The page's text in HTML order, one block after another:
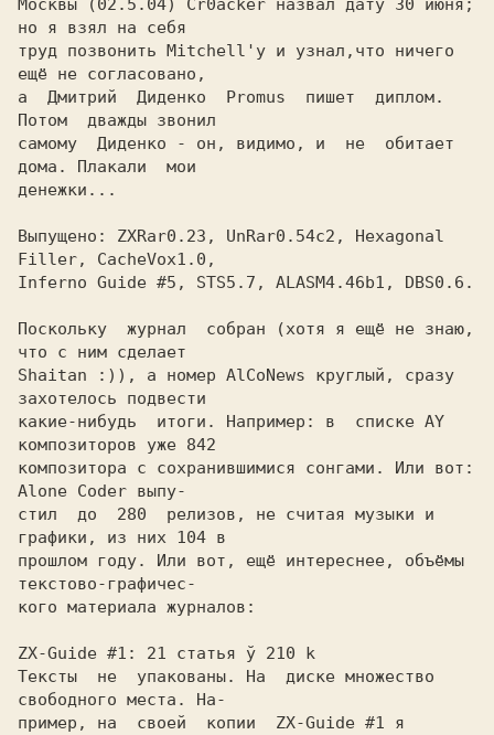
Москвы (02.5.04) Cr0acker назвал дату 30 июня;
но я взял на себя
труд позвонить Mitchell'у и узнал,что ничего
ещё не согласовано,
а  Дмитрий  Диденко  Promus  пишет  диплом.
Потом  дважды звонил
самому  Диденко - он, видимо, и  не  обитает
дома. Плакали  мои
денежки...
Выпущено: ZXRar0.23, UnRar0.54c2, Hexagonal
Filler, CacheVox1.0,
Inferno Guide #5, STS5.7, ALASM4.46b1, DBS0.6.
Поскольку  журнал  собран (хотя я ещё не знаю,
что с ним сделает
Shaitan :)), а номер AlCoNews круглый, сразу
захотелось подвести
какие-нибудь  итоги. Например: в  списке AY
композиторов уже 842
композитора с сохранившимися сонгами. Или вот:
Alone Coder выпу-
стил  до  280  релизов, не считая музыки и
графики, из них 104 в
прошлом году. Или вот, ещё интереснее, объёмы
текстово-графичес-
кого материала журналов:
ZX-Guide #1: 21 статья ў 210 k
Тексты  не  упакованы. На  диске множество
свободного места. На-
пример, на  своей  копии  ZX-Guide #1 я